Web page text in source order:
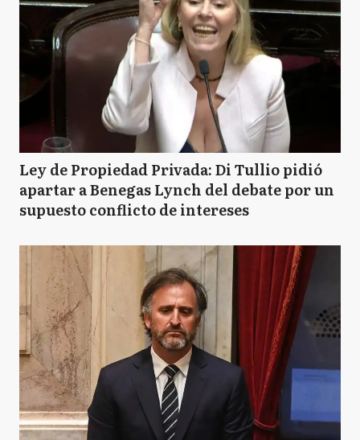
Ley de Propiedad Privada: Di Tullio pidió
apartar a Benegas Lynch del debate por un
supuesto conflicto de intereses